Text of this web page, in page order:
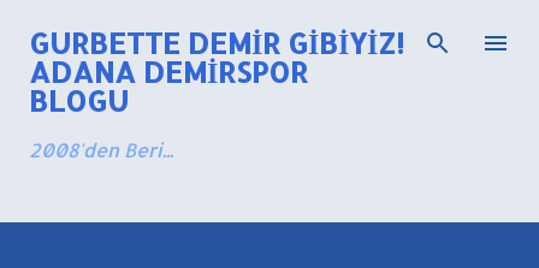
Ana içeriğe atla
GURBETTE DEMIR GIBIYIZ!
ADANA DEMIRSPOR
BLOGU
2008'den Beri...